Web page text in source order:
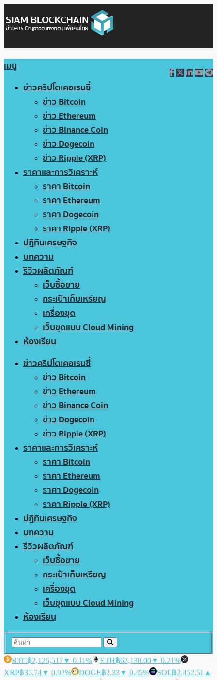
เมนู
ข่าวคริปโตเคอเรนซี่
ข่าว Bitcoin
ข่าว Ethereum
ข่าว Binance Coin
ข่าว Dogecoin
ข่าว Ripple (XRP)
ราคาและการวิเคราะห์
ราคา Bitcoin
ราคา Ethereum
ราคา Dogecoin
ราคา Ripple (XRP)
ปฏิทินเศรษฐกิจ
บทความ
รีวิวผลิตภัณฑ์
เว็บซื้อขาย
กระเป๋าเก็บเหรียญ
เครื่องขุด
เว็บขุดแบบ Cloud Mining
ห้องเรียน
ข่าวคริปโตเคอเรนซี่
ข่าว Bitcoin
ข่าว Ethereum
ข่าว Binance Coin
ข่าว Dogecoin
ข่าว Ripple (XRP)
ราคาและการวิเคราะห์
ราคา Bitcoin
ราคา Ethereum
ราคา Dogecoin
ราคา Ripple (XRP)
ปฏิทินเศรษฐกิจ
บทความ
รีวิวผลิตภัณฑ์
เว็บซื้อขาย
กระเป๋าเก็บเหรียญ
เครื่องขุด
เว็บขุดแบบ Cloud Mining
ห้องเรียน
BTC฿2,126,517▼ 0.11% ETH฿62,130.00▼ 0.21%
XRP฿35.74▼ 0.92% DOGE฿2.33▼ 0.45% SOL฿2,452.51 ▲